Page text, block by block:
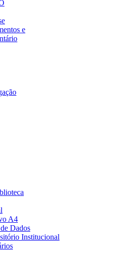
e
A4
Dados
Institucional